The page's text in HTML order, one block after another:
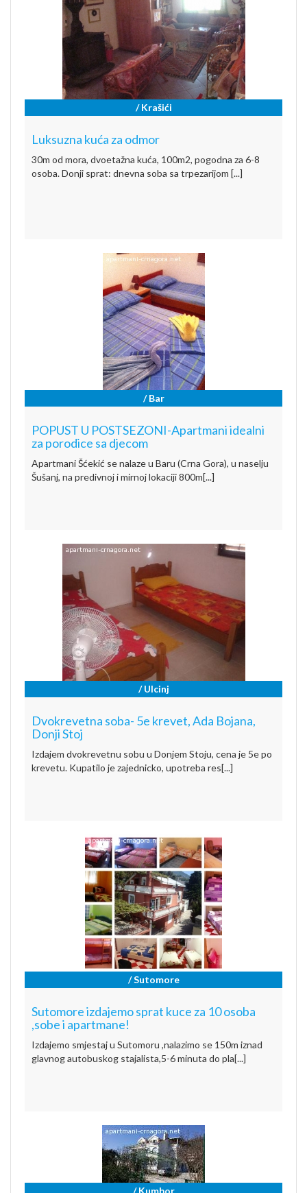
/ Krašići
Luksuzna kuća za odmor
30m od mora, dvoetažna kuća, 100m2, pogodna za 6-8
osoba. Donji sprat: dnevna soba sa trpezarijom [...]
/ Bar
POPUST U POSTSEZONI-Apartmani idealni
za porodice sa djecom
Apartmani Šćekić se nalaze u Baru (Crna Gora), u naselju
Šušanj, na predivnoj i mirnoj lokaciji 800m[...]
/ Ulcinj
Dvokrevetna soba- 5e krevet, Ada Bojana,
Donji Stoj
Izdajem dvokrevetnu sobu u Donjem Stoju, cena je 5e po
krevetu. Kupatilo je zajednicko, upotreba res[...]
/ Sutomore
Sutomore izdajemo sprat kuce za 10 osoba
,sobe i apartmane!
Izdajemo smjestaj u Sutomoru ,nalazimo se 150m iznad
glavnog autobuskog stajalista,5-6 minuta do pla[...]